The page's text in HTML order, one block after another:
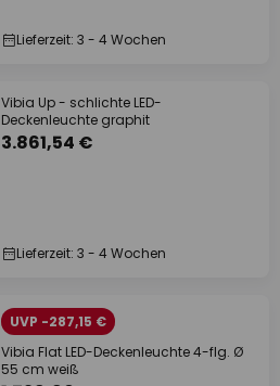
Lieferzeit: 3 - 4 Wochen
Vibia Up - schlichte LED-
Deckenleuchte graphit
3.861,54 €
Lieferzeit: 3 - 4 Wochen
UVP -287,15 €
Vibia Flat LED-Deckenleuchte 4-flg. Ø
55 cm weiß